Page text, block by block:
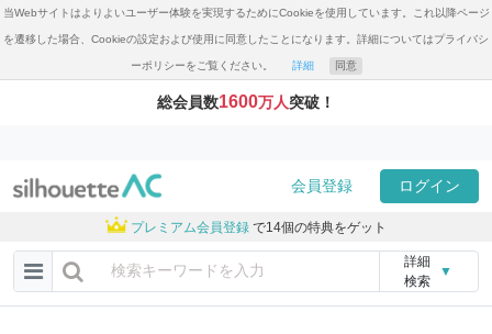
当Webサイトはよりよいユーザー体験を実現するためにCookieを使用しています。これ以降ページ
を遷移した場合、Cookieの設定および使用に同意したことになります。詳細についてはプライバシ
ーポリシーをご覧ください。 詳細 同意
総会員数1600万人突破！
会員登録 ログイン
プレミアム会員登録 で14個の特典をゲット
詳細
検索
▼